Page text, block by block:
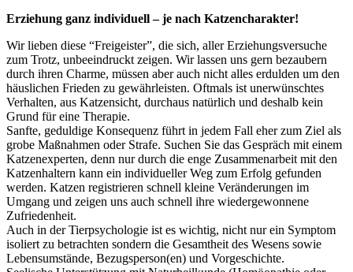
Erziehung ganz individuell – je nach Katzencharakter!
Wir lieben diese “Freigeister”, die sich, aller Erziehungsversuche
zum Trotz, unbeeindruckt zeigen. Wir lassen uns gern bezaubern
durch ihren Charme, müssen aber auch nicht alles erdulden um den
häuslichen Frieden zu gewährleisten. Oftmals ist unerwünschtes
Verhalten, aus Katzensicht, durchaus natürlich und deshalb kein
Grund für eine Therapie.
Sanfte, geduldige Konsequenz führt in jedem Fall eher zum Ziel als
grobe Maßnahmen oder Strafe. Suchen Sie das Gespräch mit einem
Katzenexperten, denn nur durch die enge Zusammenarbeit mit den
Katzenhaltern kann ein individueller Weg zum Erfolg gefunden
werden. Katzen registrieren schnell kleine Veränderungen im
Umgang und zeigen uns auch schnell ihre wiedergewonnene
Zufriedenheit.
Auch in der Tierpsychologie ist es wichtig, nicht nur ein Symptom
isoliert zu betrachten sondern die Gesamtheit des Wesens sowie
Lebensumstände, Bezugsperson(en) und Vorgeschichte.